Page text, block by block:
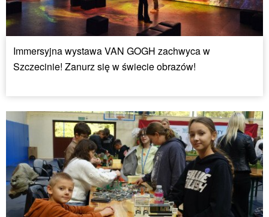
Immersyjna wystawa VAN GOGH zachwyca w
Szczecinie! Zanurz się w świecie obrazów!